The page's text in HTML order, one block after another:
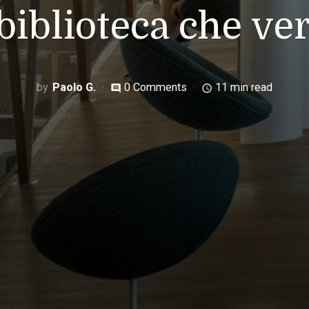
che
Paolo G. comment 0 Comments access_time 11 min read